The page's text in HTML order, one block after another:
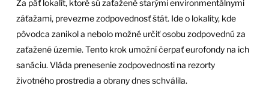
Za päť lokalít, ktoré sú zaťažené starými environmentálnymi
záťažami, prevezme zodpovednosť štát. Ide o lokality, kde
pôvodca zanikol a nebolo možné určiť osobu zodpovednú za
zaťažené územie. Tento krok umožní čerpať eurofondy na ich
sanáciu. Vláda prenesenie zodpovednosti na rezorty
životného prostredia a obrany dnes schválila.